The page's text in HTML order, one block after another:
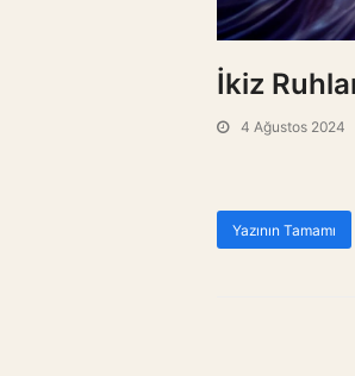
İkiz
4 Ağustos 2024
Yazının Tamamı